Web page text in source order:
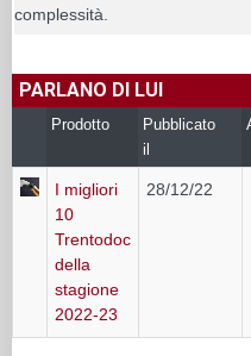
complessità.
PARLANO DI LUI
Prodotto
Pubblicato
il
I migliori
10
Trentodoc
della
stagione
2022-23
28/12/22